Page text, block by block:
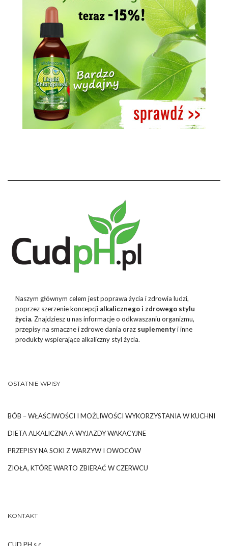
Naszym głównym celem jest poprawa życia i zdrowia ludzi,
poprzez szerzenie koncepcji alkalicznego i zdrowego stylu
życia. Znajdziesz u nas informacje o odkwaszaniu organizmu,
przepisy na smaczne i zdrowe dania oraz suplementyi inne
produkty wspierające alkaliczny styl życia.
OSTATNIE WPISY
BÓB – WŁAŚCIWOŚCI I MOŻLIWOŚCI WYKORZYSTANIA W KUCHNI
DIETA ALKALICZNA A WYJAZDY WAKACYJNE
PRZEPISY NA SOKI Z WARZYW I OWOCÓW
ZIOŁA, KTÓRE WARTO ZBIERAĆ W CZERWCU
KONTAKT
CUD PH s.c.